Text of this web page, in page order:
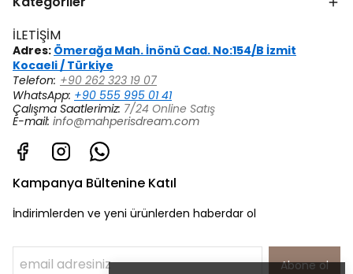
İLETİŞİM
Adres: Ömerağa Mah. İnönü Cad. No:154/B İzmit
Kocaeli / Türkiye
Telefon: +90 262 323 19 07
WhatsApp: +90 555 995 01 41
Çalışma Saatlerimiz: 7/24 Online Satış
E-mail: info@mahperisdream.com
Kampanya Bültenine Katıl
İndirimlerden ve yeni ürünlerden haberdar ol
Abone ol